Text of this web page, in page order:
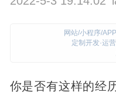
网站/小程序/
定制开发·运
你是否有这样的经